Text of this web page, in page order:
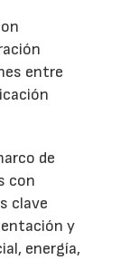
entre
de
con
clave
y
energía,